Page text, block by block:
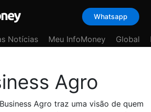
Whatsapp
Notícias Meu InfoMoney Global
Agro
Agro traz uma visão de quem